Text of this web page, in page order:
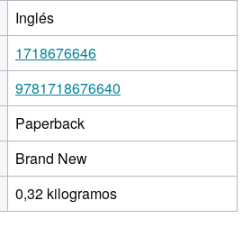
Inglés
1718676646
9781718676640
Paperback
Brand New
0,32 kilogramos